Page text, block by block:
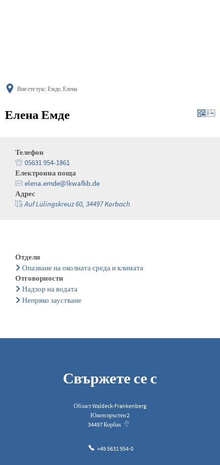
Вие сте тук: Емде, Елена
Елена Емде
Телефон
05631 954-1861
Електронна поща
elena.emde@lkwafkb.de
Адрес
Auf Lülingskreuz 60, 34497 Korbach
Отдели
Опазване на околната среда и климата
Отговорности
Надзор на водата
Непряко заустване
Свържете се с
Област Waldeck-Frankenberg
Южен пръстен 2
34497Корбах
+49 5631 954-0